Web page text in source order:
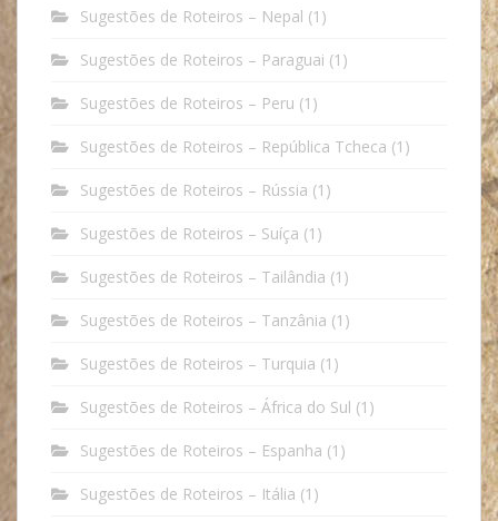
Sugestões de Roteiros – Nepal (1)
Sugestões de Roteiros – Paraguai (1)
Sugestões de Roteiros – Peru (1)
Sugestões de Roteiros – República Tcheca (1)
Sugestões de Roteiros – Rússia (1)
Sugestões de Roteiros – Suíça (1)
Sugestões de Roteiros – Tailândia (1)
Sugestões de Roteiros – Tanzânia (1)
Sugestões de Roteiros – Turquia (1)
Sugestões de Roteiros – África do Sul (1)
Sugestões de Roteiros – Espanha (1)
Sugestões de Roteiros – Itália (1)